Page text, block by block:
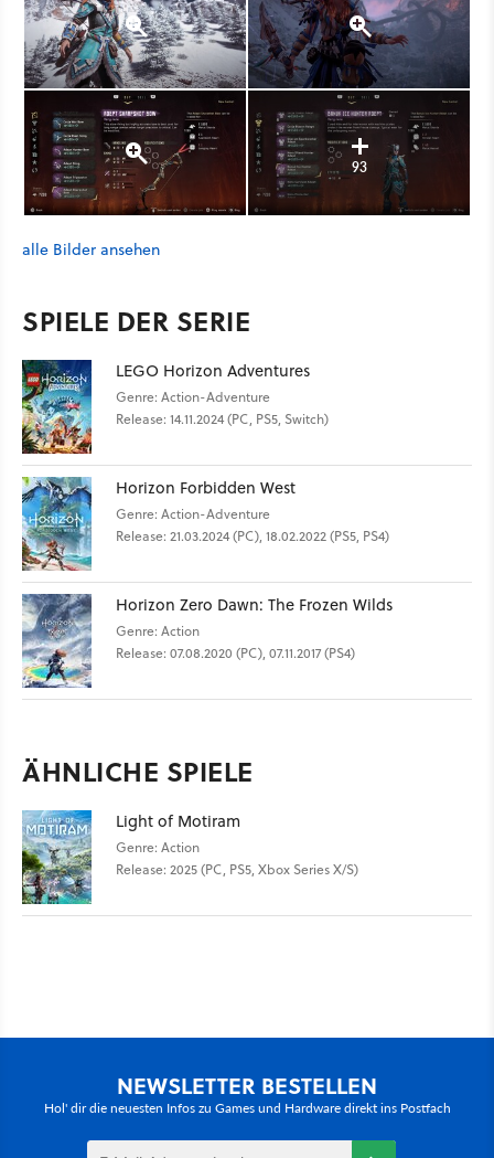
93
alle Bilder ansehen
SPIELE DER SERIE
LEGO Horizon Adventures
Genre: Action-Adventure
Release: 14.11.2024 (PC, PS5, Switch)
Horizon Forbidden West
Genre: Action-Adventure
Release: 21.03.2024 (PC), 18.02.2022 (PS5, PS4)
Horizon Zero Dawn: The Frozen Wilds
Genre: Action
Release: 07.08.2020 (PC), 07.11.2017 (PS4)
ÄHNLICHE SPIELE
Light of Motiram
Genre: Action
Release: 2025 (PC, PS5, Xbox Series X/S)
NEWSLETTER BESTELLEN
Hol' dir die neuesten Infos zu Games und Hardware direkt ins Postfach